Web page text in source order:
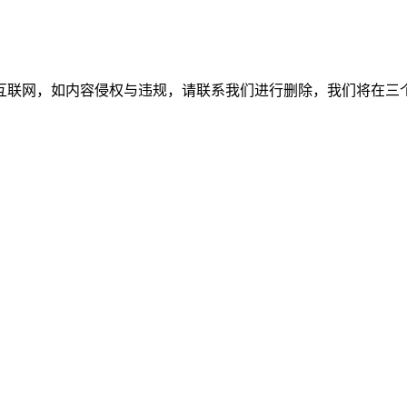
网，如内容侵权与违规，请联系我们进行删除，我们将在三